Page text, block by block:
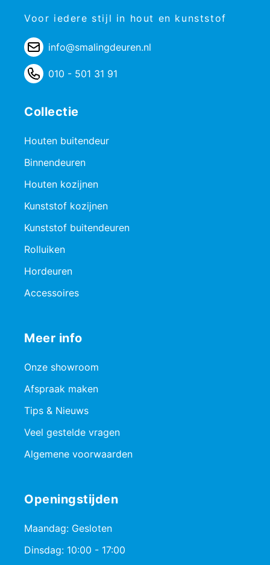
Voor iedere stijl in hout en kunststof
info@smalingdeuren.nl
010 - 501 31 91
Collectie
Houten buitendeur
Binnendeuren
Houten kozijnen
Kunststof kozijnen
Kunststof buitendeuren
Rolluiken
Hordeuren
Accessoires
Meer info
Onze showroom
Afspraak maken
Tips & Nieuws
Veel gestelde vragen
Algemene voorwaarden
Openingstijden
Maandag: Gesloten
Dinsdag: 10:00 - 17:00